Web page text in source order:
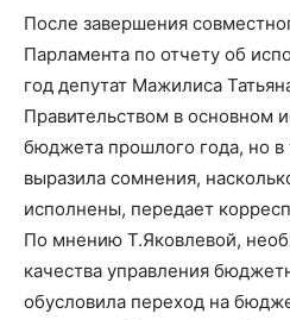
После завершения
Парламента по отчету об
год депутат Мажилиса
Правительством в основном
бюджета прошлого года, но
выразила сомнения,
исполнены, передает
По мнению Т.Яковлевой,
качества управления
обусловила переход на